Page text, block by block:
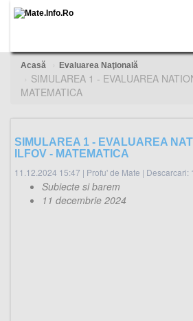
Acasă Evaluarea Naţională
SIMULAREA 1 - EVALUAREA
MATEMATICA
SIMULAREA 1 - EVALUAREA
ILFOV - MATEMATICA
11.12.2024 15:47 | Profu' de Mate | Descarcari:
Subiecte si barem
11 decembrie 2024